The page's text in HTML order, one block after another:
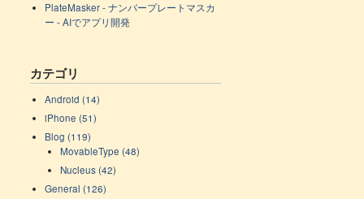
PlateMasker - ナンバープレートマスカ
ー - AIでアプリ開発
カテゴリ
Android (14)
iPhone (51)
Blog (119)
MovableType (48)
Nucleus (42)
General (126)